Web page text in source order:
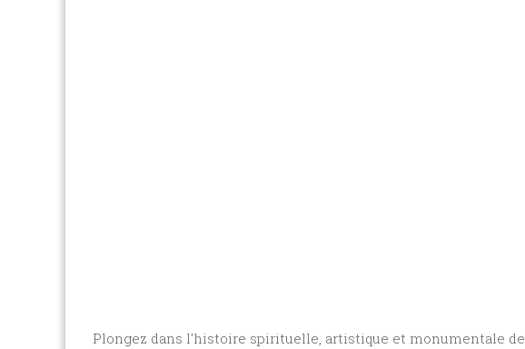
Plongez dans l'histoire spirituelle, artistique et monumentale de